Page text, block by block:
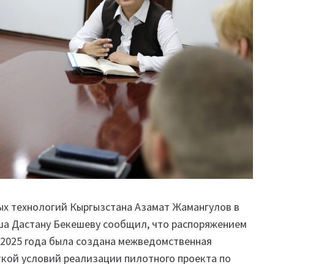
технологий Кыргызстана Азамат Жамангулов в
Дастану Бекешеву сообщил, что распоряжением
года была создана межведомственная
условий реализации пилотного проекта по